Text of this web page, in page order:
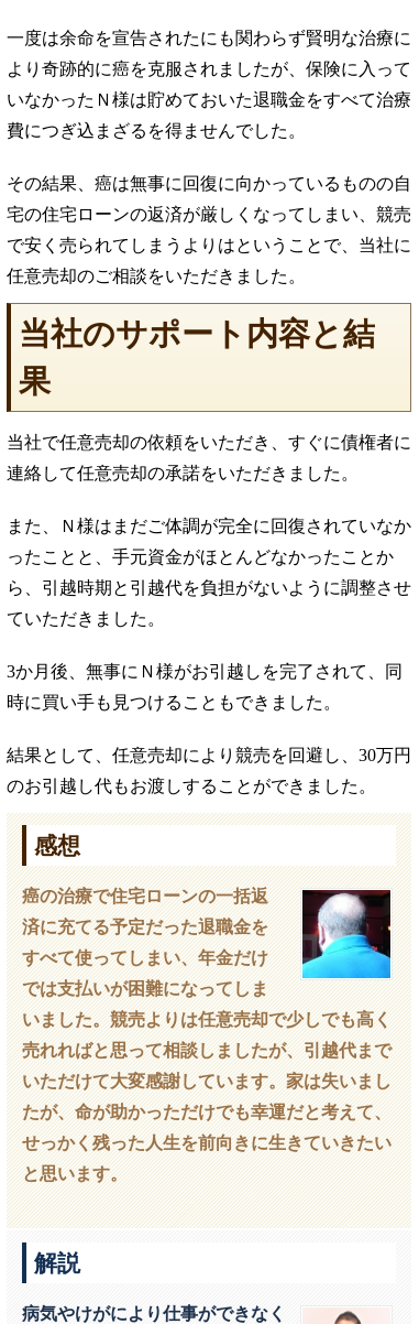
一度は余命を宣告されたにも関わらず賢明な治療に
より奇跡的に癌を克服されましたが、保険に入って
いなかったＮ様は貯めておいた退職金をすべて治療
費につぎ込まざるを得ませんでした。
その結果、癌は無事に回復に向かっているものの自
宅の住宅ローンの返済が厳しくなってしまい、競売
で安く売られてしまうよりはということで、当社に
任意売却のご相談をいただきました。
当社のサポート内容と結
果
当社で任意売却の依頼をいただき、すぐに債権者に
連絡して任意売却の承諾をいただきました。
また、Ｎ様はまだご体調が完全に回復されていなか
ったことと、手元資金がほとんどなかったことか
ら、引越時期と引越代を負担がないように調整させ
ていただきました。
3か月後、無事にＮ様がお引越しを完了されて、同
時に買い手も見つけることもできました。
結果として、任意売却により競売を回避し、30万円
のお引越し代もお渡しすることができました。
感想
癌の治療で住宅ローンの一括返
済に充てる予定だった退職金を
すべて使ってしまい、年金だけ
では支払いが困難になってしま
いました。競売よりは任意売却で少しでも高く
売れればと思って相談しましたが、引越代まで
いただけて大変感謝しています。家は失いまし
たが、命が助かっただけでも幸運だと考えて、
せっかく残った人生を前向きに生きていきたい
と思います。
解説
病気やけがにより仕事ができなく